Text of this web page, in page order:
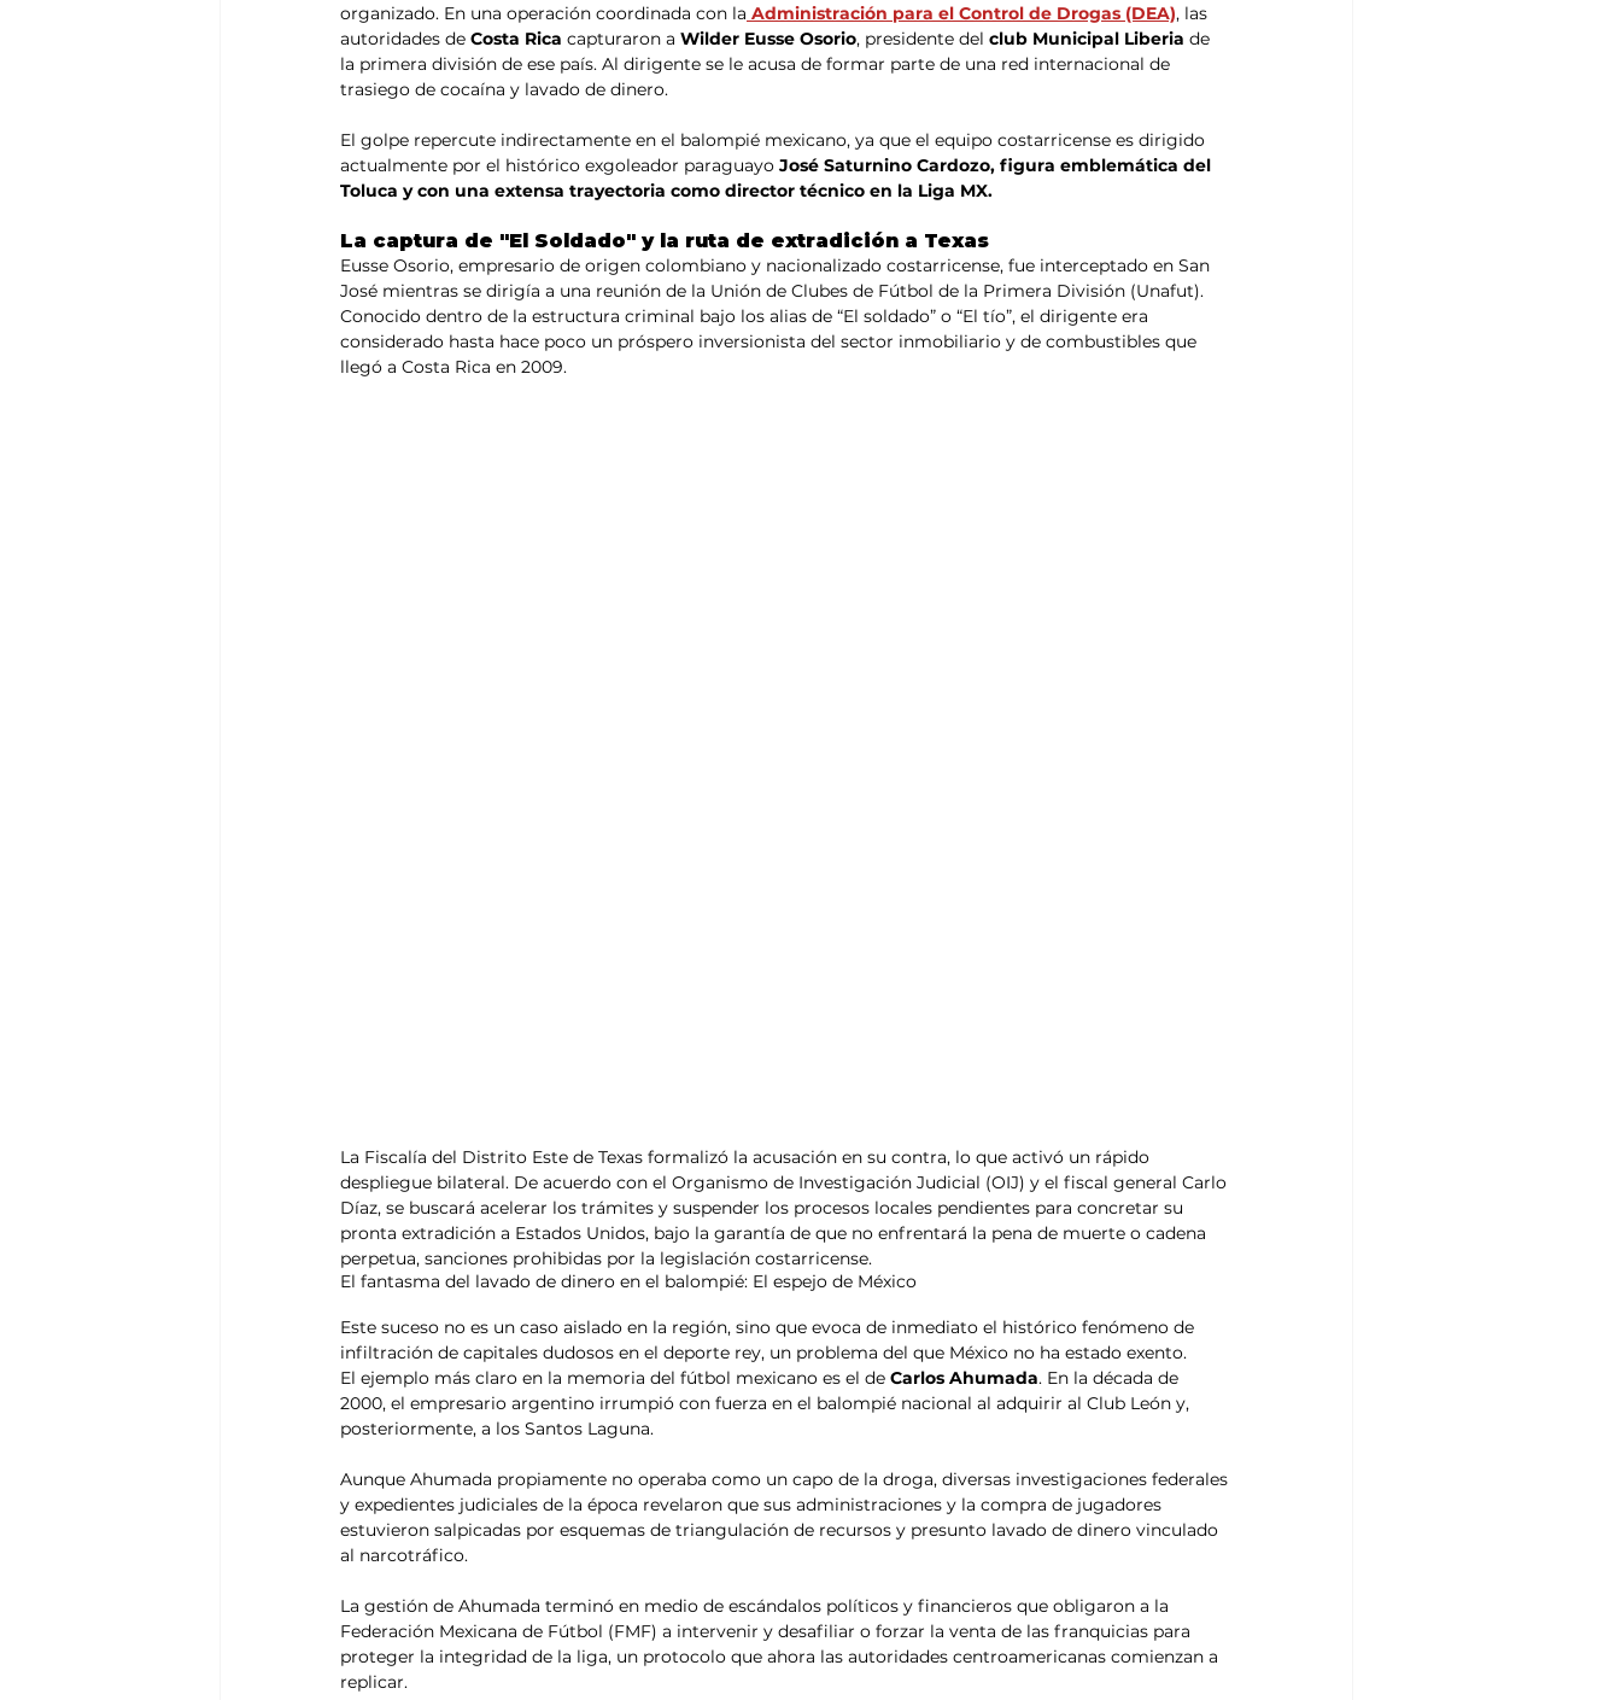
organizado. En una operación coordinada con la Administración para el Control de Drogas (DEA), las
autoridades de Costa Rica capturaron a Wilder Eusse Osorio, presidente del club Municipal Liberia de
la primera división de ese país. Al dirigente se le acusa de formar parte de una red internacional de
trasiego de cocaína y lavado de dinero.
El golpe repercute indirectamente en el balompié mexicano, ya que el equipo costarricense es dirigido
actualmente por el histórico exgoleador paraguayo José Saturnino Cardozo, figura emblemática del
Toluca y con una extensa trayectoria como director técnico en la Liga MX.
La captura de "El Soldado" y la ruta de extradición a Texas
Eusse Osorio, empresario de origen colombiano y nacionalizado costarricense, fue interceptado en San
José mientras se dirigía a una reunión de la Unión de Clubes de Fútbol de la Primera División (Unafut).
Conocido dentro de la estructura criminal bajo los alias de “El soldado” o “El tío”, el dirigente era
considerado hasta hace poco un próspero inversionista del sector inmobiliario y de combustibles que
llegó a Costa Rica en 2009.
La Fiscalía del Distrito Este de Texas formalizó la acusación en su contra, lo que activó un rápido
despliegue bilateral. De acuerdo con el Organismo de Investigación Judicial (OIJ) y el fiscal general Carlo
Díaz, se buscará acelerar los trámites y suspender los procesos locales pendientes para concretar su
pronta extradición a Estados Unidos, bajo la garantía de que no enfrentará la pena de muerte o cadena
perpetua, sanciones prohibidas por la legislación costarricense.
El fantasma del lavado de dinero en el balompié: El espejo de México
Este suceso no es un caso aislado en la región, sino que evoca de inmediato el histórico fenómeno de
infiltración de capitales dudosos en el deporte rey, un problema del que México no ha estado exento.
El ejemplo más claro en la memoria del fútbol mexicano es el de Carlos Ahumada. En la década de
2000, el empresario argentino irrumpió con fuerza en el balompié nacional al adquirir al Club León y,
posteriormente, a los Santos Laguna.
Aunque Ahumada propiamente no operaba como un capo de la droga, diversas investigaciones federales
y expedientes judiciales de la época revelaron que sus administraciones y la compra de jugadores
estuvieron salpicadas por esquemas de triangulación de recursos y presunto lavado de dinero vinculado
al narcotráfico.
La gestión de Ahumada terminó en medio de escándalos políticos y financieros que obligaron a la
Federación Mexicana de Fútbol (FMF) a intervenir y desafiliar o forzar la venta de las franquicias para
proteger la integridad de la liga, un protocolo que ahora las autoridades centroamericanas comienzan a
replicar.